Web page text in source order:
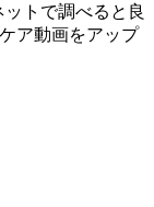
トで調べると良
ア動画をアップ